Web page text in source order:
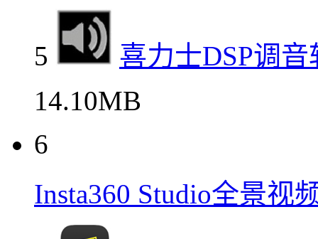
5
喜力士DSP调
14.10MB
6
Insta360 Studio全景视